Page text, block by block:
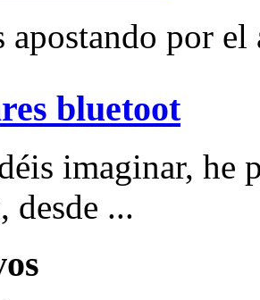
apostando por
bluetoot
imaginar, he
desde ...